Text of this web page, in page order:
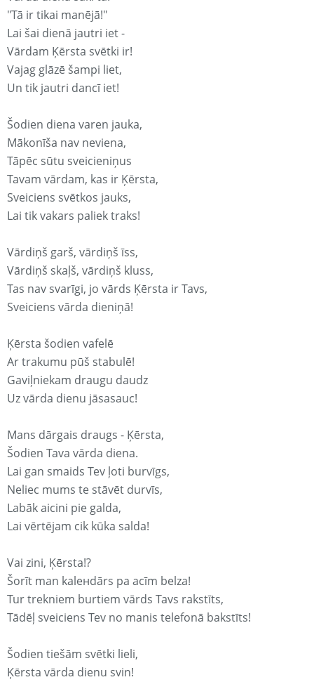
"Tā ir tikai manējā!"
Lai šai dienā jautri iet -
Vārdam Ķērsta svētki ir!
Vajag glāzē šampi liet,
Un tik jautri dancī iet!
Šodien diena varen jauka,
Mākonīša nav neviena,
Tāpēc sūtu sveicieniņus
Tavam vārdam, kas ir Ķērsta,
Sveiciens svētkos jauks,
Lai tik vakars paliek traks!
Vārdiņš garš, vārdiņš īss,
Vārdiņš skaļš, vārdiņš kluss,
Tas nav svarīgi, jo vārds Ķērsta ir Tavs,
Sveiciens vārda dieniņā!
Ķērsta šodien vafelē
Ar trakumu pūš stabulē!
Gaviļniekam draugu daudz
Uz vārda dienu jāsasauc!
Mans dārgais draugs - Ķērsta,
Šodien Tava vārda diena.
Lai gan smaids Tev ļoti burvīgs,
Neliec mums te stāvēt durvīs,
Labāk aicini pie galda,
Lai vērtējam cik kūka salda!
Vai zini, Ķērsta!?
Šorīt man kaleнdārs pa acīm belza!
Tur trekniem burtiem vārds Tavs rakstīts,
Tādēļ sveiciens Tev no manis telefonā bakstīts!
Šodien tiešām svētki lieli,
Ķērsta vārda dienu svin!